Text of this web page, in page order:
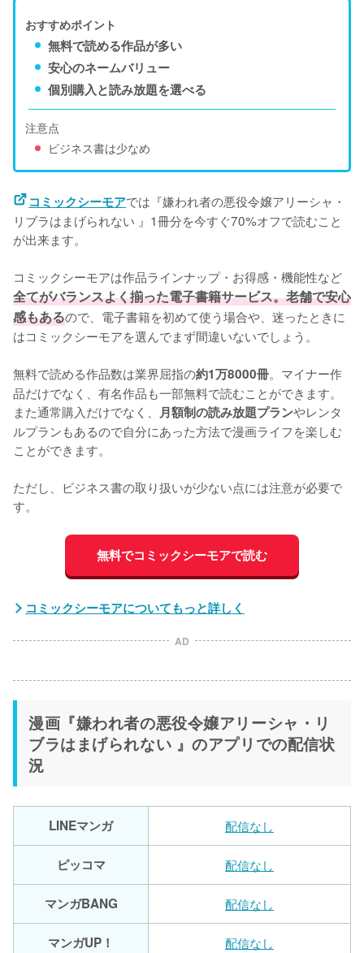
おすすめポイント
無料で読める作品が多い
安心のネームバリュー
個別購入と読み放題を選べる
注意点
ビジネス書は少なめ
コミックシーモアでは『嫌われ者の悪役令嬢アリーシャ・
リブラはまげられない 』1冊分を今すぐ70%オフで読むこと
が出来ます。
コミックシーモアは作品ラインナップ・お得感・機能性など
全てがバランスよく揃った電子書籍サービス。老舗で安心
感もあるので、電子書籍を初めて使う場合や、迷ったときに
はコミックシーモアを選んでまず間違いないでしょう。
無料で読める作品数は業界屈指の約1万8000冊。マイナー作
品だけでなく、有名作品も一部無料で読むことができます。
また通常購入だけでなく、 月額制の読み放題プランやレンタ
ルプランもあるので自分にあった方法で漫画ライフを楽しむ
ことができます。
ただし、ビジネス書の取り扱いが少ない点には注意が必要で
す。
無料でコミックシーモアで読む
コミックシーモアについてもっと詳しく
AD
漫画『嫌われ者の悪役令嬢アリーシャ・リ
ブラはまげられない 』のアプリでの配信状
況
LINEマンガ 配信なし
ピッコマ 配信なし
マンガBANG 配信なし
マンガUP！ 配信なし